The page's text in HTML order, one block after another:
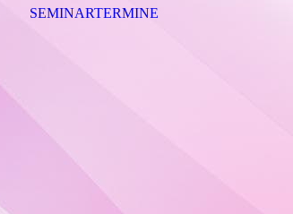
SEMINARTERMINE